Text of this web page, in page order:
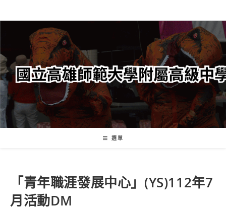
轉
要
內
容
選單
「青年職涯發展中心」(YS)112年7
月活動DM